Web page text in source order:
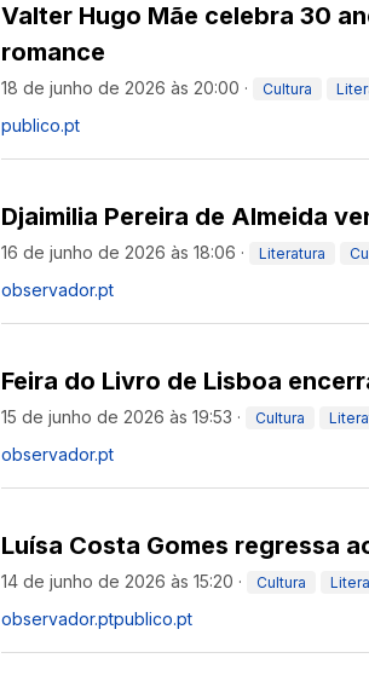
Valter Hugo Mãe celebra 30
romance
18 de junho de 2026 às 20:00 · Cultura
publico.pt
Djaimilia Pereira de Almeida
16 de junho de 2026 às 18:06 · Literatura
observador.pt
Feira do Livro de Lisboa
15 de junho de 2026 às 19:53 · Cultura
observador.pt
Luísa Costa Gomes regressa
14 de junho de 2026 às 15:20 · Cultura
observador.ptpublico.pt